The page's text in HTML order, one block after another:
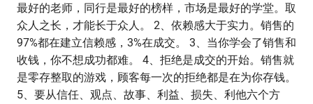
最好的老师，同行是最好的榜样，市场是最好的学堂。取
众人之长，才能长于众人。 2、依赖感大于实力。销售的
97%都在建立信赖感，3%在成交。 3、当你学会了销售和
收钱，你不想成功都难。 4、拒绝是成交的开始。销售就
是零存整取的游戏，顾客每一次的拒绝都是在为你存钱。
5、要从信任、观点、故事、利益、损失、利他六个方